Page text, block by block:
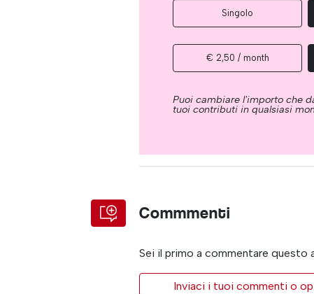
Singolo
€ 2,50 / month
Puoi cambiare l'importo che
tuoi contributi in qualsiasi
Commmenti
Sei il primo a commentare questo
Inviaci i tuoi commenti o